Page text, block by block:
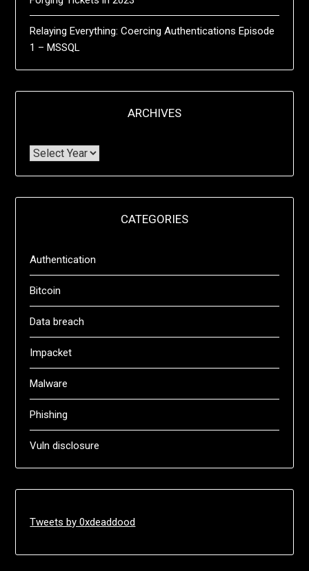
Relaying Everything: Coercing Authentications Episode
1 – MSSQL
ARCHIVES
CATEGORIES
Authentication
Bitcoin
Data breach
Impacket
Malware
Phishing
Vuln disclosure
Tweets by 0xdeaddood